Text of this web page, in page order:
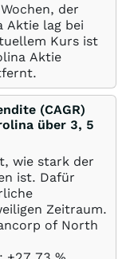
der
Aktie lag bei
Kurs ist
Aktie
(CAGR)
über 3, 5
wie stark der
ist. Dafür
Zeitraum.
of North